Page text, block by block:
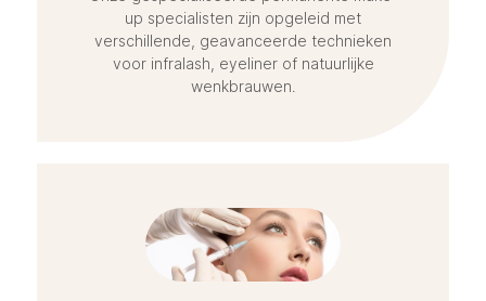
up specialisten zijn opgeleid met
verschillende, geavanceerde technieken
voor infralash, eyeliner of natuurlijke
wenkbrauwen.